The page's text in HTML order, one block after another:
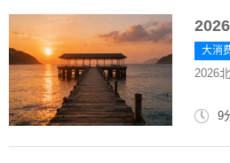
大消
2026
9